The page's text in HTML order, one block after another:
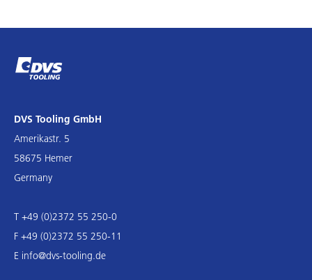
DVS Tooling GmbH
Amerikastr. 5
58675 Hemer
Germany
T +49 (0)2372 55 250-0
F +49 (0)2372 55 250-11
E info@dvs-tooling.de